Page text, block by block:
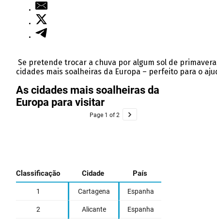
Se pretende trocar a chuva por algum sol de
cidades mais soalheiras da Europa – perfeito para o